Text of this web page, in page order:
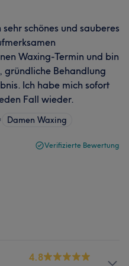
schönes und sauberes
Waxing-Termin und bin
gründliche Behandlung
Ich habe mich sofort
Fall wieder.
Damen Waxing
Verifizierte Bewertung
4.8